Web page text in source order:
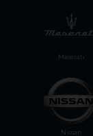
Maserati
Nissan